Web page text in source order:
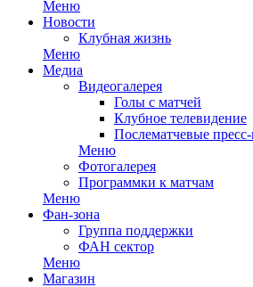
Меню
Новости
Клубная жизнь
Меню
Медиа
Видеогалерея
Голы с матчей
Клубное телевидение
Послематчевые
Меню
Фотогалерея
Программки к матчам
Меню
Фан-зона
Группа поддержки
ФАН сектор
Меню
Магазин